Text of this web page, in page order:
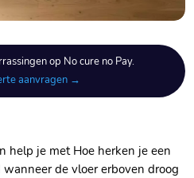
op No cure no Pay.
aanvragen →
help je met Hoe herken je een
de vloer erboven droog